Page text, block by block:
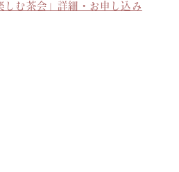
しむ茶会」詳細・お申し込み